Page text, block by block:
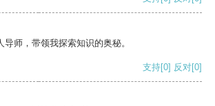
师，带领我探索知识的奥秘。
支持[0] 反对[0]